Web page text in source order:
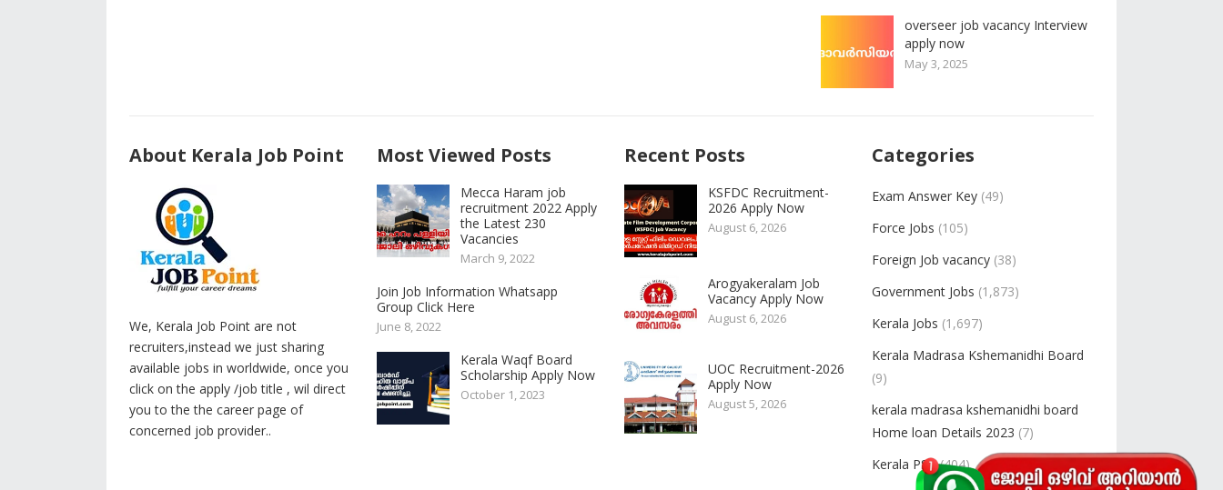
overseer job vacancy Interview
apply now
May 3, 2025
About Kerala Job Point
We, Kerala Job Point are not
recruiters,instead we just sharing
available jobs in worldwide, once you
click on the apply /job title , wil direct
you to the the career page of
concerned job provider..
Most Viewed Posts
Mecca Haram job
recruitment 2022 Apply
the Latest 230
Vacancies
March 9, 2022
Join Job Information Whatsapp
Group Click Here
June 8, 2022
Kerala Waqf Board
Scholarship Apply Now
October 1, 2023
Recent Posts
KSFDC Recruitment-
2026 Apply Now
August 6, 2026
Arogyakeralam Job
Vacancy Apply Now
August 6, 2026
UOC Recruitment-2026
Apply Now
August 5, 2026
Categories
Exam Answer Key (49)
Force Jobs (105)
Foreign Job vacancy (38)
Government Jobs (1,873)
Kerala Jobs (1,697)
Kerala Madrasa Kshemanidhi Board
(9)
kerala madrasa kshemanidhi board
Home loan Details 2023 (7)
Kerala PSC(404)